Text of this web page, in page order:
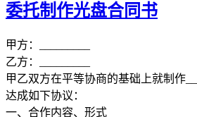
委托制作光盘合同书
甲方：_________
乙方：_________
甲乙双方在平等协商的基础上就制作
达成如下协议：
一、合作内容、形式